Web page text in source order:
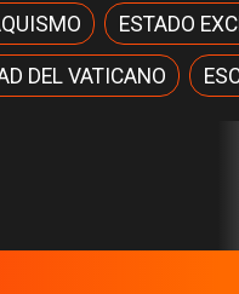
ESTADO
DEL VATICANO